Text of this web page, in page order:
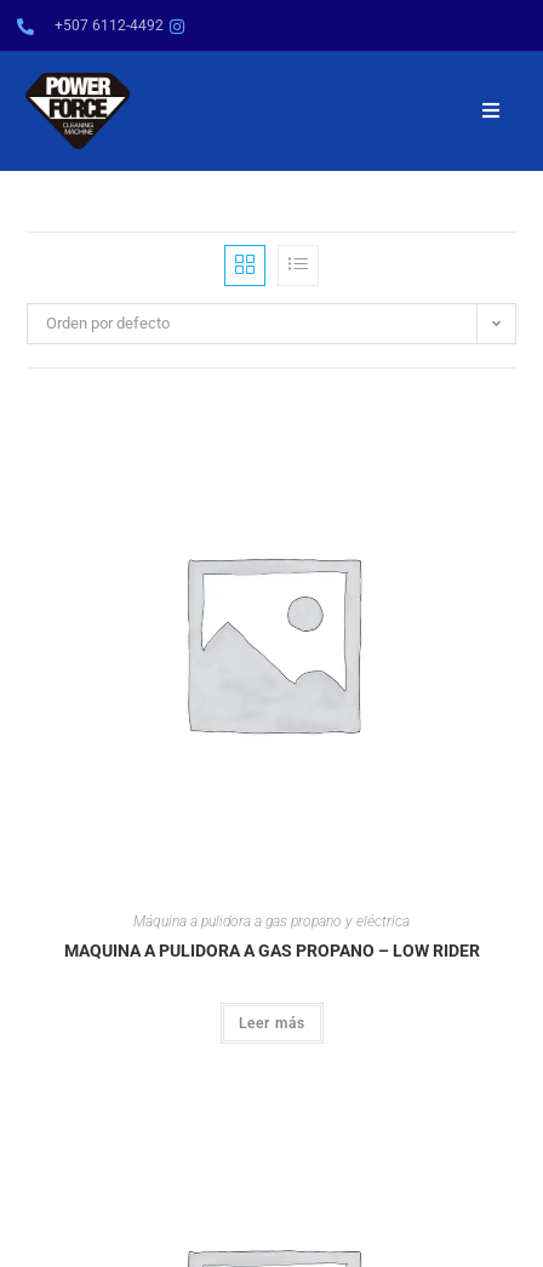
+507 6112-4492
INICIO
PRODUCTOS
Orden por defecto
Máquina a pulidora a gas propano y eléctrica
MAQUINA A PULIDORA A GAS PROPANO – LOW RIDER
Leer más